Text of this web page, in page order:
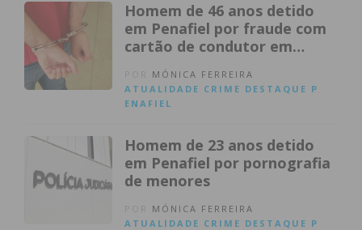
Homem de 46 anos detido
em Penafiel por fraude com
cartão de condutor em
veículo pesado
MÓNICA FERREIRA
ATUALIDADE CRIME DESTAQUE P
ENAFIEL
Homem de 23 anos detido
em Penafiel por pornografia
de menores
MÓNICA FERREIRA
ATUALIDADE CRIME DESTAQUE P